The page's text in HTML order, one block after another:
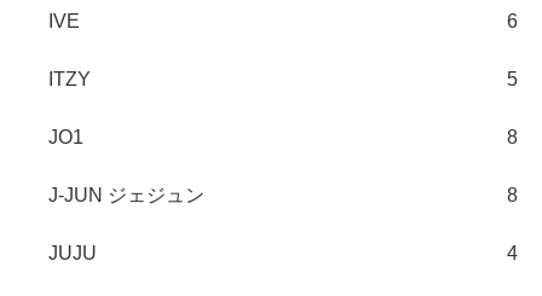
IVE 6
ITZY 5
JO1 8
J-JUN ジェジュン 8
JUJU 4